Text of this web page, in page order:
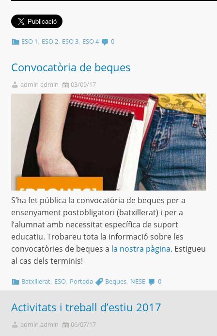
ESO 1, ESO 2, ESO 3, ESO 4 0
Convocatòria de beques
admin admin 03/09/17
S’ha fet pública la convocatòria de beques per a
ensenyament postobligatori (batxillerat) i per a
l’alumnat amb necessitat específica de suport
educatiu. Trobareu tota la informació sobre les
convocatòries de beques a la nostra pàgina. Estigueu
al cas dels terminis!
Batxillerat, ESO, Portada Beques, NESE 0
Activitats i treball d’estiu 2017
admin admin 06/07/17